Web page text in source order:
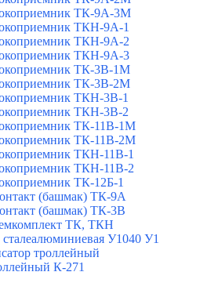
ТК-9А-3М
ТКН-9А-1
ТКН-9А-2
ТКН-9А-3
ТК-3В-1М
ТК-3В-2М
ТКН-3В-1
ТКН-3В-2
ТК-11В-1М
ТК-11В-2М
ТКН-11В-1
ТКН-11В-2
ТК-12Б-1
(башмак) ТК-9А
(башмак) ТК-3В
ТК, ТКН
У1040 У1
троллейный
К-271